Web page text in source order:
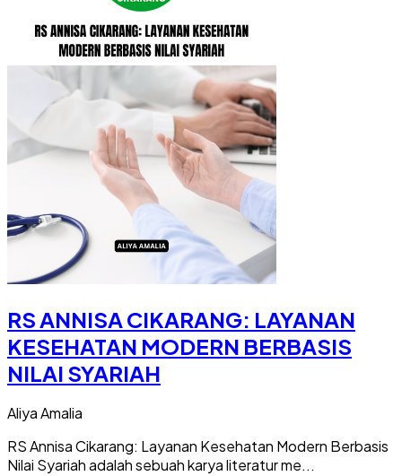
RS ANNISA CIKARANG: LAYANAN
KESEHATAN MODERN BERBASIS
NILAI SYARIAH
Aliya Amalia
RS Annisa Cikarang: Layanan Kesehatan Modern Berbasis
Nilai Syariah adalah sebuah karya literatur me...